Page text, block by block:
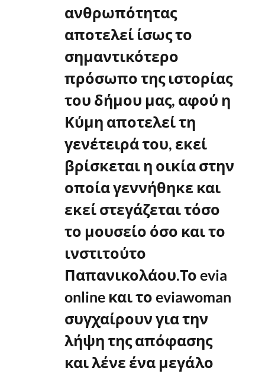
ανθρωπότητας
αποτελεί ίσως το
σημαντικότερο
πρόσωπο της ιστορίας
του δήμου μας, αφού η
Κύμη αποτελεί τη
γενέτειρά του, εκεί
βρίσκεται η οικία στην
οποία γεννήθηκε και
εκεί στεγάζεται τόσο
το μουσείο όσο και το
ινστιτούτο
Παπανικολάου.Το evia
online και το eviawoman
συγχαίρουν για την
λήψη της απόφασης
και λένε ένα μεγάλο